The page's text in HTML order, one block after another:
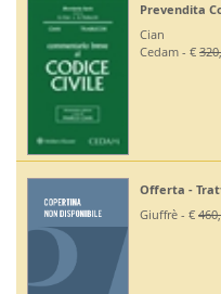
Prevendita
Cian
Cedam - €
Offerta -
Giuffrè - €